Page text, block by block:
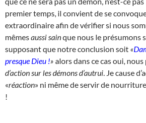
premier temps, il convient de se
extraordinaire afin de vérifier si nous
mêmesaussi sainque nous le présumons
supposant que notre conclusion soit «
presque Dieu !» alors dans ce cas oui,
d’action sur les démons d’autrui . Je cause
«réaction» ni même de servir de
!